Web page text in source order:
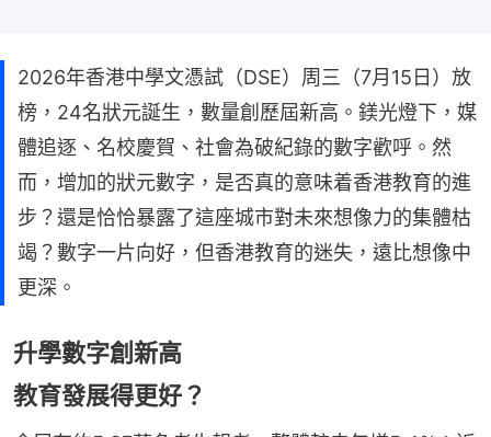
2026年香港中學文憑試（DSE）周三（7月15日）放
榜，24名狀元誕生，數量創歷屆新高。鎂光燈下，媒
體追逐、名校慶賀、社會為破紀錄的數字歡呼。然
而，增加的狀元數字，是否真的意味着香港教育的進
步？還是恰恰暴露了這座城市對未來想像力的集體枯
竭？數字一片向好，但香港教育的迷失，遠比想像中
更深。
升學數字創新高
教育發展得更好？